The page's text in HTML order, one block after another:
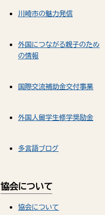
川崎市の魅力発信
外国につながる親子のため
の情報
国際交流補助金交付事業
外国人留学生修学奨励金
多言語ブログ
協会について
協会について